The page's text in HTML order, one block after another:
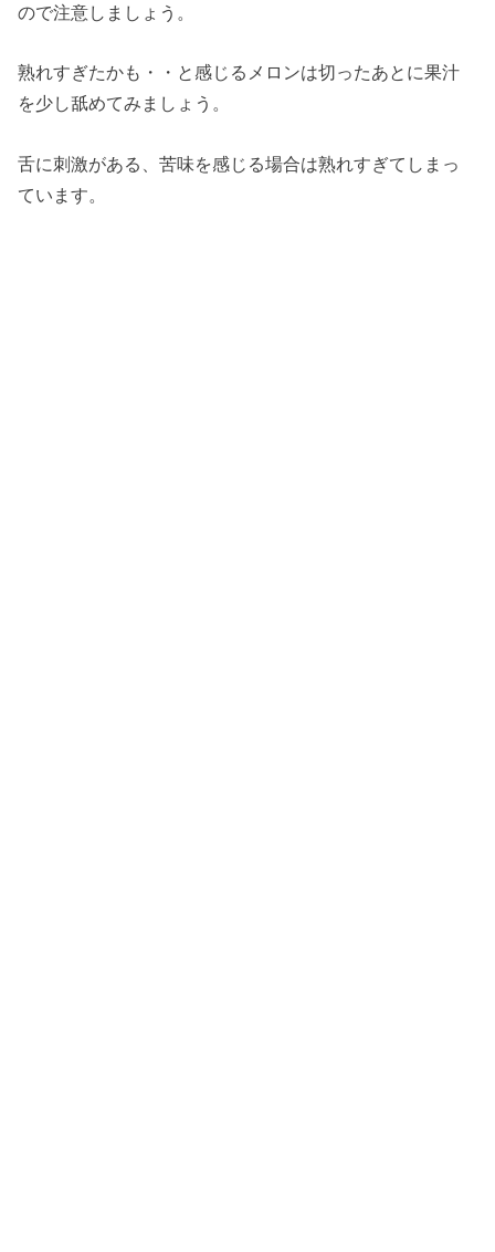
ので注意しましょう。
熟れすぎたかも・・と感じるメロンは切ったあとに果汁
を少し舐めてみましょう。
舌に刺激がある、苦味を感じる場合は熟れすぎてしまっ
ています。